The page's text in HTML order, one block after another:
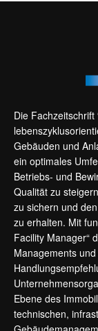
Die
Gebäuden und
ein optimales
Betriebs- und
Qualität zu
zu sichern und
zu erhalten. Mit
Facility Manager“
Managements
Ebene des
technischen,